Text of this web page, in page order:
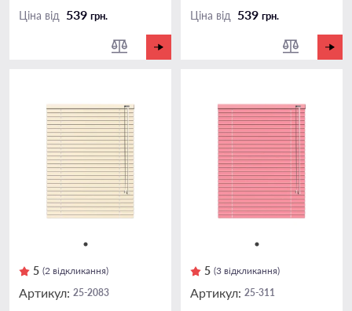
Ціна від 539 грн. Ціна від 539 грн.
5 (2 відкликання)
Артикул: 25-2083
5 (3 відкликання)
Артикул: 25-311